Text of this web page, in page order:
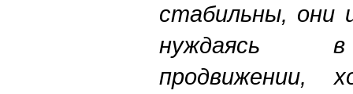
стабильны, они
нуждаясь в
продвижении,